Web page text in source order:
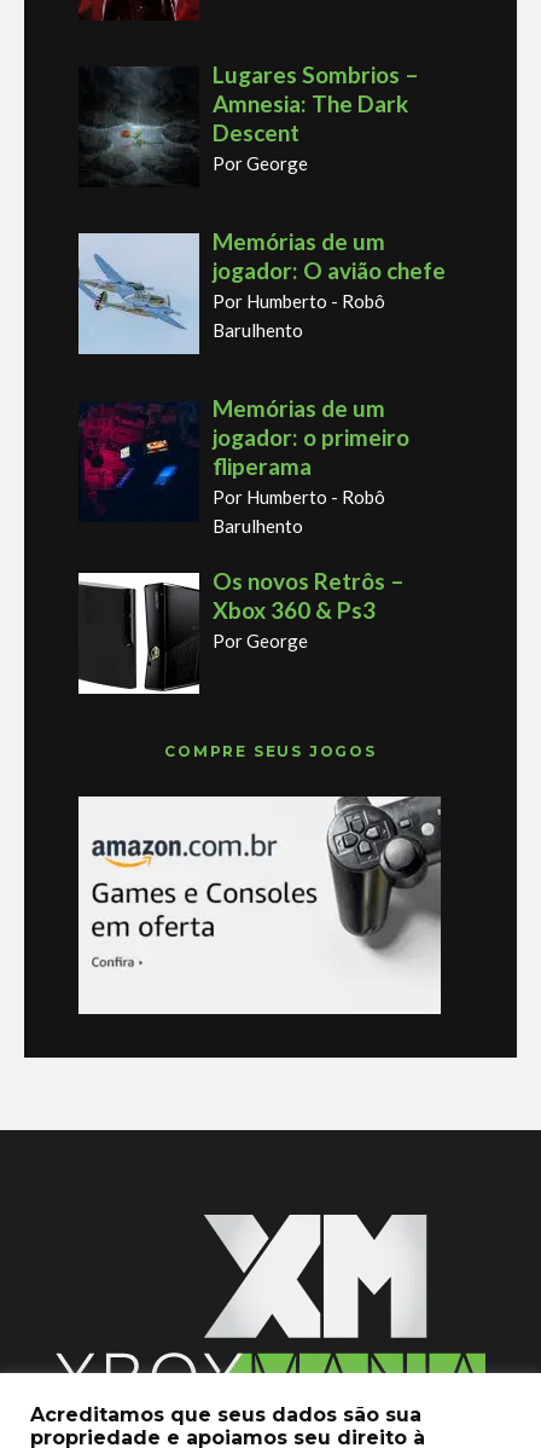
Lugares Sombrios –
Amnesia: The Dark
Descent
Por George
Memórias de um
jogador: O avião chefe
Por Humberto - Robô
Barulhento
Memórias de um
jogador: o primeiro
fliperama
Por Humberto - Robô
Barulhento
Os novos Retrôs –
Xbox 360 & Ps3
Por George
COMPRE SEUS JOGOS
2020 © Xboxmania. Todos os Direitos Reservados.
Acreditamos que seus dados são sua
propriedade e apoiamos seu direito à